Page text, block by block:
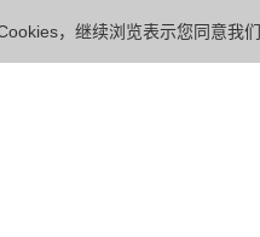
，继续浏览表示您同意我